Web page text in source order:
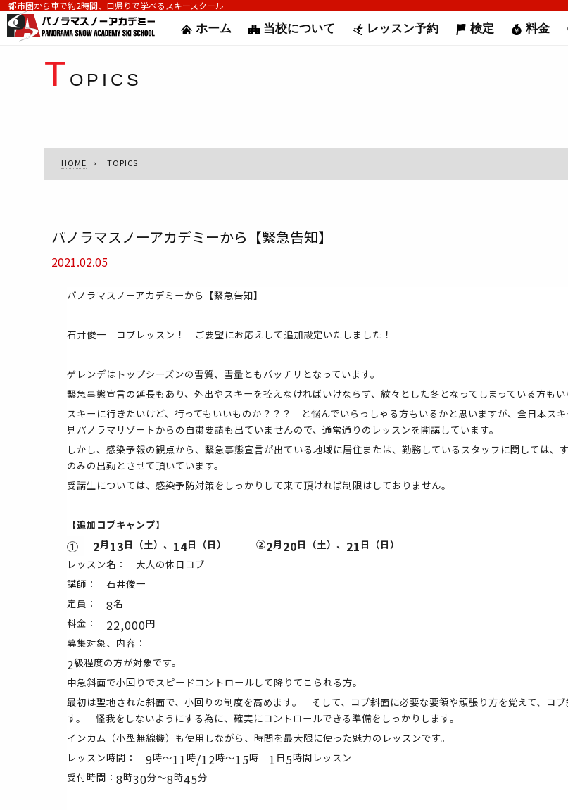
都市圏から車で約2時間、日帰りで学べるスキースクール
ホーム 当校について レッスン予約 検定 料金
T OPICS
HOME TOPICS
パノラマスノーアカデミーから【緊急告知】
2021.02.05
パノラマスノーアカデミーから【緊急告知】
石井俊一 コブレッスン！ ご要望にお応えして追加設定いたしました！
ゲレンデはトップシーズンの雪質、雪量ともバッチリとなっています。
緊急事態宣言の延長もあり、外出やスキーを控えなければいけならず、紋々とした冬となってしまっている方もい
スキーに行きたいけど、行ってもいいものか？？？ と悩んでいらっしゃる方もいるかと思いますが、全日本ス
見パノラマリゾートからの自粛要請も出ていませんので、通常通りのレッスンを開講しています。
しかし、感染予報の観点から、緊急事態宣言が出ている地域に居住または、勤務しているスタッフに関しては、
のみの出勤とさせて頂いています。
受講生については、感染予防対策をしっかりして来て頂ければ制限はしておりません。
【追加コブキャンプ】
① 2月 13日（土）、 14日（日） ②2月 20日（土）、 21 日（日）
レッスン名： 大人の休日コブ
講師： 石井俊一
定員：8名
料金： 22,000円
募集対象、内容：
2級程度の方が対象です。
中急斜面で小回りでスピードコントロールして降りてこられる方。
最初は聖地された斜面で、小回りの制度を高めます。 そして、コブ斜面に必要な要領や頑張り方を覚えて、コ
す。 怪我をしないようにする為に、確実にコントロールできる準備をしっかりします。
インカム（小型無線機）も使用しながら、時間を最大限に使った魅力のレッスンです。
レッスン時間：9時～11時/12時～15時 1 日5時間レッスン
受付時間：8時30分～8時45分